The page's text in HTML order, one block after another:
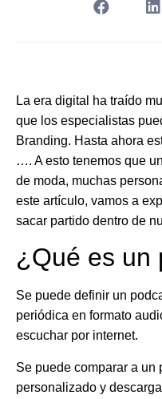
La era digital ha traído
que los especialistas
Branding. Hasta ahora
…. A esto tenemos que
de moda, muchas
este artículo, vamos a
sacar partido dentro de
¿Qué es un
Se puede definir un
periódica en formato
escuchar por internet.
Se puede comparar a un
personalizado y